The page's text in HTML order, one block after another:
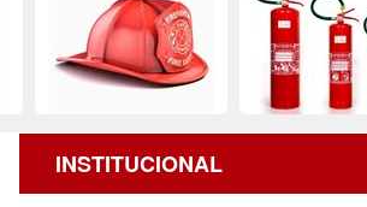
INSTITUCIONAL